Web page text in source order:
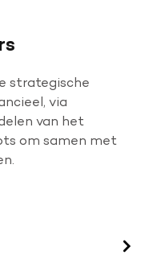
strategische
via
van het
om samen met